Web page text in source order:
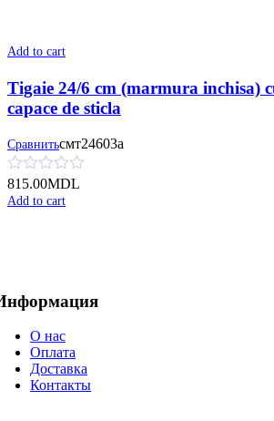
Add to cart
Tigaie 24/6 cm (marmura inchisa)
сapace de sticla
Сравнитьсмт24603а
815.00MDL
Add to cart
О нас
Оплата
Доставка
Контакты